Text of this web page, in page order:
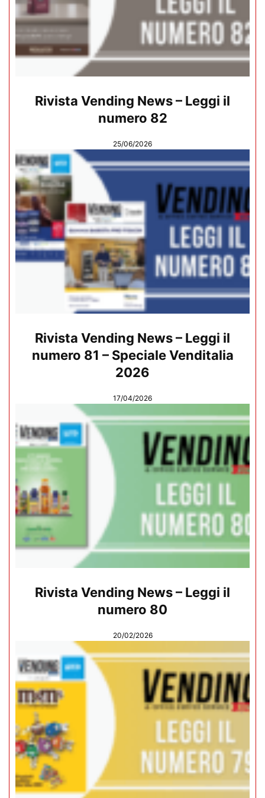
Rivista Vending News – Leggi il
numero 82
25/06/2026
Rivista Vending News – Leggi il
numero 81 – Speciale Venditalia
2026
17/04/2026
Rivista Vending News – Leggi il
numero 80
20/02/2026